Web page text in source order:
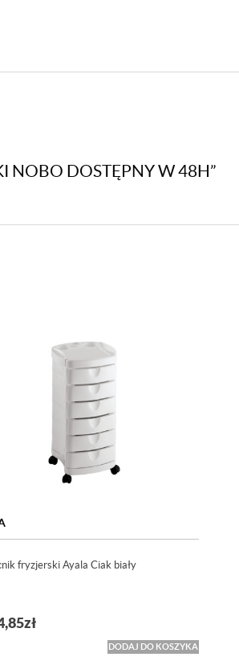
NOBO DOSTĘPNY W 48H”
fryzjerski Ayala Ciak biały
zł
DODAJ DO KOSZYKA